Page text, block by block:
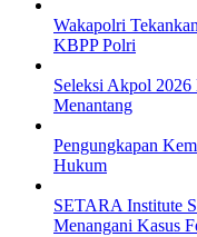
Wakapolri
KBPP Polri
Seleksi Akpol
Menantang
Pengungkapan
Hukum
SETARA Institute
Menangani Kasus